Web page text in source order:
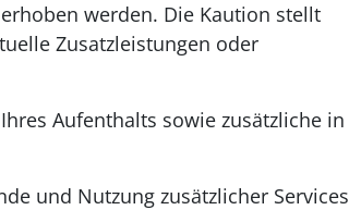
werden. Die Kaution stellt
Zusatzleistungen oder
Aufenthalts sowie zusätzliche in
und Nutzung zusätzlicher Services